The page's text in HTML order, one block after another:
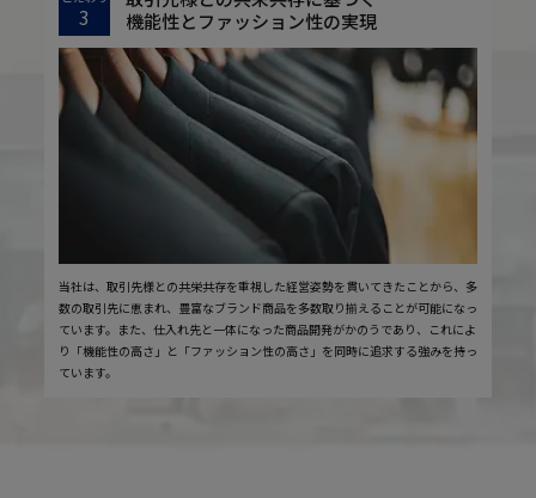
3
機能性とファッション性の実現
当社は、取引先様との共栄共存を重視した経営姿勢を貫いてきたことから、多
数の取引先に恵まれ、豊富なブランド商品を多数取り揃えることが可能になっ
ています。また、仕入れ先と一体になった商品開発がかのうであり、これによ
り「機能性の高さ」と「ファッション性の高さ」を同時に追求する強みを持っ
ています。